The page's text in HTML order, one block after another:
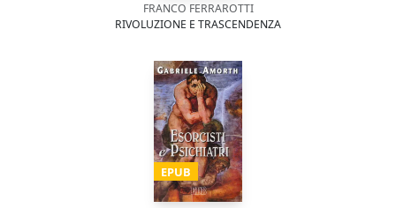
FRANCO FERRAROTTI
RIVOLUZIONE E TRASCENDENZA
EPUB